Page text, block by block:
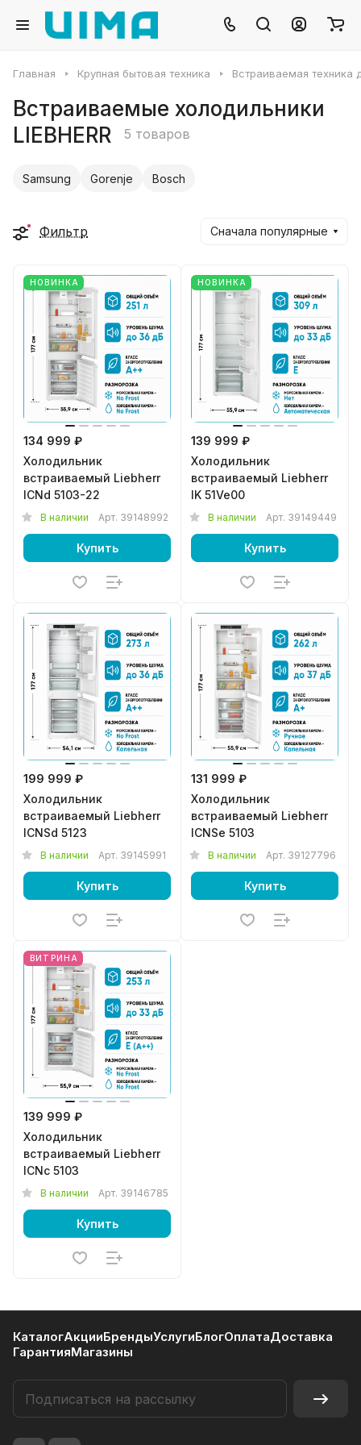
Главная Крупная бытовая техника Встраиваемая техника
Встраиваемые холодильники
LIEBHERR
5 товаров
Samsung Gorenje Bosch
Фильтр Сначала популярные
НОВИНКА
134 999 ₽
Холодильник
встраиваемый Liebherr
ICNd 5103-22
В наличии Арт. 39148992
Купить
НОВИНКА
139 999 ₽
Холодильник
встраиваемый Liebherr
IK 51Ve00
В наличии Арт. 39149449
Купить
199 999 ₽
Холодильник
встраиваемый Liebherr
ICNSd 5123
В наличии Арт. 39145991
Купить
131 999 ₽
Холодильник
встраиваемый Liebherr
ICNSe 5103
В наличии Арт. 39127796
Купить
ВИТРИНА
139 999 ₽
Холодильник
встраиваемый Liebherr
ICNc 5103
В наличии Арт. 39146785
Купить
КаталогАкцииБрендыУслугиБлогОплатаДоставка
ГарантияМагазины